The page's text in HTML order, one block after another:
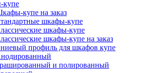
купе на заказ
шкафы-купе
шкафы-купе
шкафы-купе на заказ
профиль для шкафов купе
и полированный